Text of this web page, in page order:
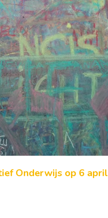
Onderwijs op 6 april